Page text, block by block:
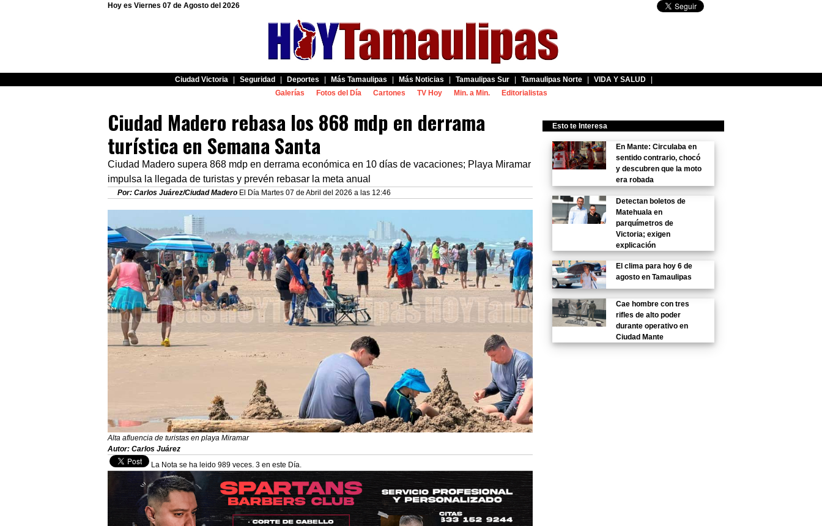
Hoy es Viernes 07 de Agosto del 2026
Ciudad Victoria Seguridad Deportes Más Tamaulipas Más Noticias Tamaulipas Sur Tamaulipas Norte VIDA Y SALUD
Galerías
Fotos del Día Cartones TV Hoy Min. a Min. Editorialistas
Ciudad Madero rebasa los 868 mdp en derrama
turística en Semana Santa
Ciudad Madero supera 868 mdp en derrama económica en 10 días de vacaciones; Playa Miramar
impulsa la llegada de turistas y prevén rebasar la meta anual
Por: Carlos Juárez/Ciudad Madero El Día Martes 07 de Abril del 2026 a las 12:46
Alta afluencia de turistas en playa Miramar
Autor: Carlos Juárez
La Nota se ha leido 989 veces. 3 en este Día.
Esto te Interesa
En Mante: Circulaba en
sentido contrario, chocó
y descubren que la moto
era robada
Detectan boletos de
Matehuala en
parquímetros de
Victoria; exigen
explicación
El clima para hoy 6 de
agosto en Tamaulipas
Cae hombre con tres
rifles de alto poder
durante operativo en
Ciudad Mante